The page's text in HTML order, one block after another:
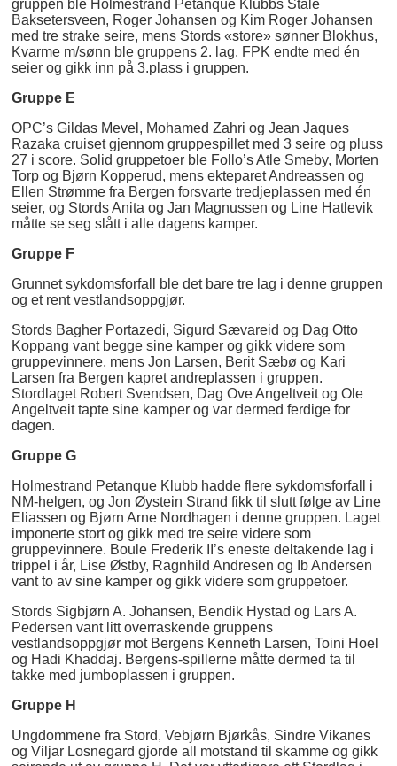
gruppen ble Holmestrand Petanque Klubbs Ståle
Baksetersveen, Roger Johansen og Kim Roger Johansen
med tre strake seire, mens Stords «store» sønner Blokhus,
Kvarme m/sønn ble gruppens 2. lag. FPK endte med én
seier og gikk inn på 3.plass i gruppen.
Gruppe E
OPC’s Gildas Mevel, Mohamed Zahri og Jean Jaques
Razaka cruiset gjennom gruppespillet med 3 seire og pluss
27 i score. Solid gruppetoer ble Follo’s Atle Smeby, Morten
Torp og Bjørn Kopperud, mens ekteparet Andreassen og
Ellen Strømme fra Bergen forsvarte tredjeplassen med én
seier, og Stords Anita og Jan Magnussen og Line Hatlevik
måtte se seg slått i alle dagens kamper.
Gruppe F
Grunnet sykdomsforfall ble det bare tre lag i denne gruppen
og et rent vestlandsoppgjør.
Stords Bagher Portazedi, Sigurd Sævareid og Dag Otto
Koppang vant begge sine kamper og gikk videre som
gruppevinnere, mens Jon Larsen, Berit Sæbø og Kari
Larsen fra Bergen kapret andreplassen i gruppen.
Stordlaget Robert Svendsen, Dag Ove Angeltveit og Ole
Angeltveit tapte sine kamper og var dermed ferdige for
dagen.
Gruppe G
Holmestrand Petanque Klubb hadde flere sykdomsforfall i
NM-helgen, og Jon Øystein Strand fikk til slutt følge av Line
Eliassen og Bjørn Arne Nordhagen i denne gruppen. Laget
imponerte stort og gikk med tre seire videre som
gruppevinnere. Boule Frederik II’s eneste deltakende lag i
trippel i år, Lise Østby, Ragnhild Andresen og Ib Andersen
vant to av sine kamper og gikk videre som gruppetoer.
Stords Sigbjørn A. Johansen, Bendik Hystad og Lars A.
Pedersen vant litt overraskende gruppens
vestlandsoppgjør mot Bergens Kenneth Larsen, Toini Hoel
og Hadi Khaddaj. Bergens-spillerne måtte dermed ta til
takke med jumboplassen i gruppen.
Gruppe H
Ungdommene fra Stord, Vebjørn Bjørkås, Sindre Vikanes
og Viljar Losnegard gjorde all motstand til skamme og gikk